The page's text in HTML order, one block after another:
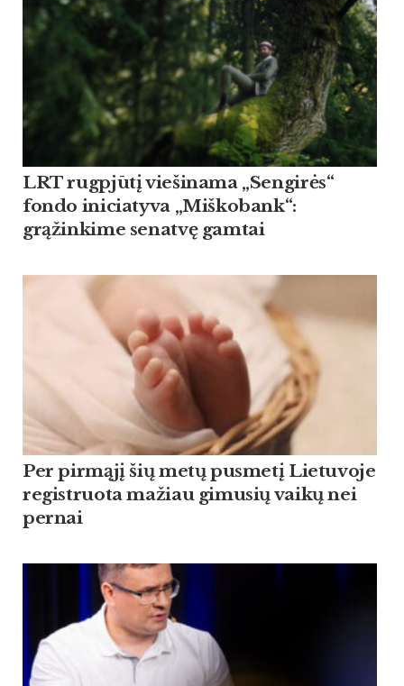
LRT rugpjūtį viešinama „Sengirės“
fondo iniciatyva „Miškobank“:
grąžinkime senatvę gamtai
Per pirmąjį šių metų pusmetį Lietuvoje
registruota mažiau gimusių vaikų nei
pernai